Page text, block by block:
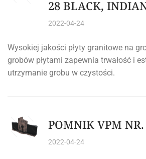
28 BLACK,
2022-04-24
Wysokiej jakości płyty granitowe na
grobów płytami zapewnia trwałość i
utrzymanie grobu w czystości.
POMNIK VPM
2022-04-24